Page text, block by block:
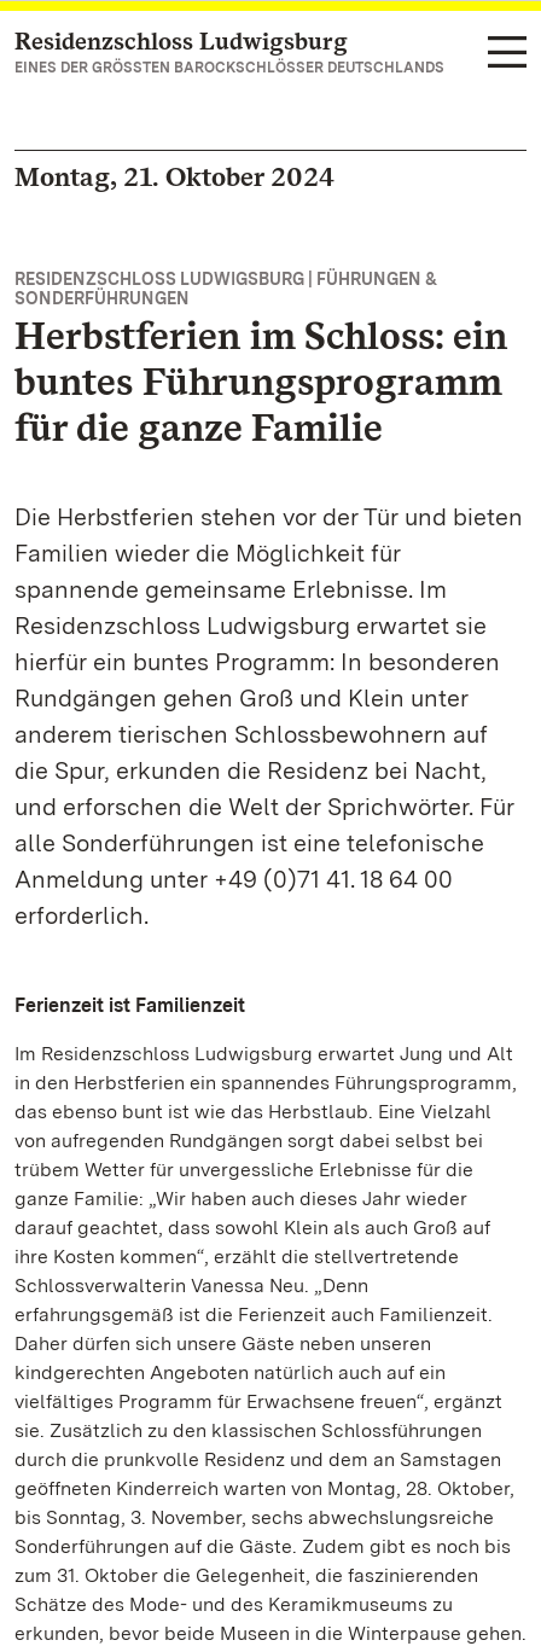
Zum Hauptinhalt springen
Residenzschloss Ludwigsburg
EINES DER GRÖSSTEN BAROCKSCHLÖSSER DEUTSCHLANDS
Montag, 21. Oktober 2024
RESIDENZSCHLOSS LUDWIGSBURG | FÜHRUNGEN &
SONDERFÜHRUNGEN
Herbstferien im Schloss: ein
buntes Führungsprogramm
für die ganze Familie
Die Herbstferien stehen vor der Tür und bieten
Familien wieder die Möglichkeit für
spannende gemeinsame Erlebnisse. Im
Residenzschloss Ludwigsburg erwartet sie
hierfür ein buntes Programm: In besonderen
Rundgängen gehen Groß und Klein unter
anderem tierischen Schlossbewohnern auf
die Spur, erkunden die Residenz bei Nacht,
und erforschen die Welt der Sprichwörter. Für
alle Sonderführungen ist eine telefonische
Anmeldung unter +49 (0)71 41. 18 64 00
erforderlich.
Ferienzeit ist Familienzeit
Im Residenzschloss Ludwigsburg erwartet Jung und Alt
in den Herbstferien ein spannendes Führungsprogramm,
das ebenso bunt ist wie das Herbstlaub. Eine Vielzahl
von aufregenden Rundgängen sorgt dabei selbst bei
trübem Wetter für unvergessliche Erlebnisse für die
ganze Familie: „Wir haben auch dieses Jahr wieder
darauf geachtet, dass sowohl Klein als auch Groß auf
ihre Kosten kommen“, erzählt die stellvertretende
Schlossverwalterin Vanessa Neu. „Denn
erfahrungsgemäß ist die Ferienzeit auch Familienzeit.
Daher dürfen sich unsere Gäste neben unseren
kindgerechten Angeboten natürlich auch auf ein
vielfältiges Programm für Erwachsene freuen“, ergänzt
sie. Zusätzlich zu den klassischen Schlossführungen
durch die prunkvolle Residenz und dem an Samstagen
geöffneten Kinderreich warten von Montag, 28. Oktober,
bis Sonntag, 3. November, sechs abwechslungsreiche
Sonderführungen auf die Gäste. Zudem gibt es noch bis
zum 31. Oktober die Gelegenheit, die faszinierenden
Schätze des Mode- und des Keramikmuseums zu
erkunden, bevor beide Museen in die Winterpause gehen.